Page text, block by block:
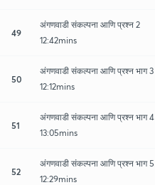
49
अंगणवाडी संकल्पना आणि प्रश्न 2
12:42mins
50
अंगणवाडी संकल्पना आणि प्रश्न भाग 3
12:12mins
51
अंगणवाडी संकल्पना आणि प्रश्न भाग 4
13:05mins
52
अंगणवाडी संकल्पना आणि प्रश्न भाग 5
12:29mins